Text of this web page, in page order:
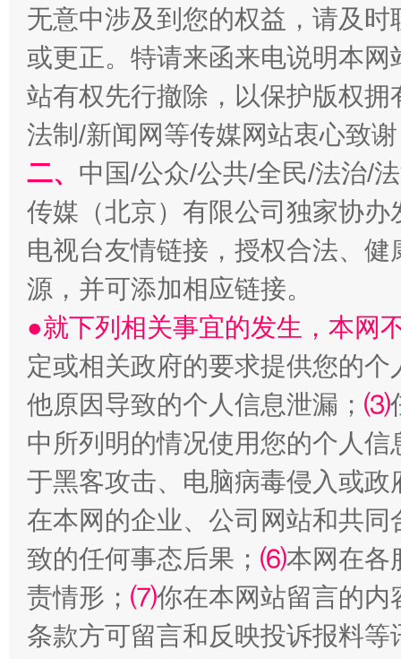
揭开“小金库”的免责幌子
受贿1.44亿！段成刚被判无期 从幼
无意中涉及到您的权益，请及
或更正。特请来函来电说明本
站有权先行撤除，以保护版权
法制/新闻网等传媒网站衷心致
二、 中国/公众/公共/全民/法治/
传媒（北京）有限公司独家协
电视台友情链接，授权合法、
源，并可添加相应链接。
●就下列相关事宜的发生，本网
定或相关政府的要求提供您的个
他原因导致的个人信息泄漏； ⑶
中所列明的情况使用您的个人
于黑客攻击、电脑病毒侵入或
在本网的企业、公司网站和共
致的任何事态后果； ⑹本网在各
责情形； ⑺你在本网站留言的内
条款方可留言和反映投诉报料